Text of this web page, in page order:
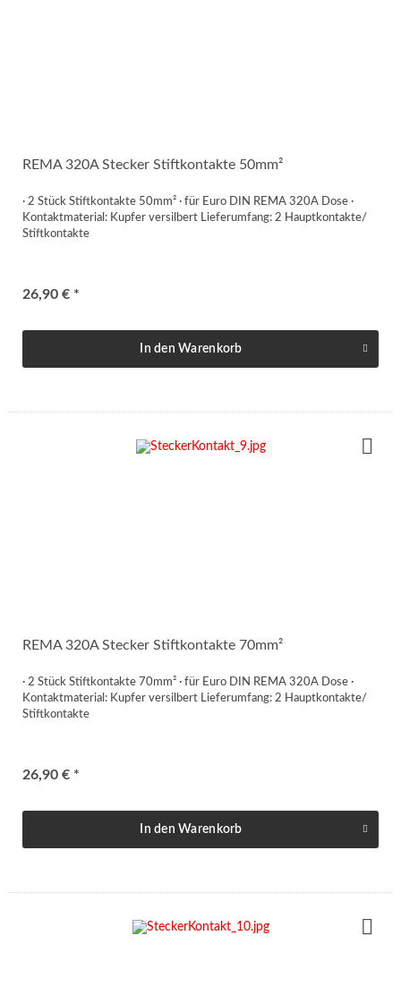
REMA 320A Stecker Stiftkontakte 50mm²
· 2 Stück Stiftkontakte 50mm² · für Euro DIN REMA 320A Dose ·
Kontaktmaterial: Kupfer versilbert Lieferumfang: 2 Hauptkontakte/
Stiftkontakte
26,90 € *
In den Warenkorb
REMA 320A Stecker Stiftkontakte 70mm²
· 2 Stück Stiftkontakte 70mm² · für Euro DIN REMA 320A Dose ·
Kontaktmaterial: Kupfer versilbert Lieferumfang: 2 Hauptkontakte/
Stiftkontakte
26,90 € *
In den Warenkorb